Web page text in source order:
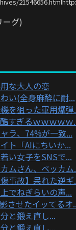
ーグ)
な大人の恋
い(全身麻酔に耐...
を狙った軍用爆弾
すぎるｗｗｗｗｗ
ラ、74%が一致...
ト「AIにちいか...
い女子をSNSで...
ムさん、ベッカム
事故】呆れた逆ギ
でねぎらいの声...
させたイッてるオ
と鍛え直し...
と鍛え直し...